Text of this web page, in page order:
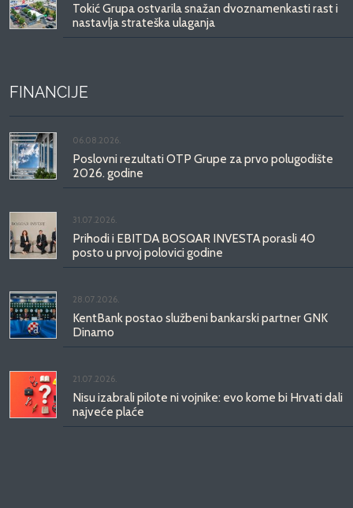
Tokić Grupa ostvarila snažan dvoznamenkasti rast i
nastavlja strateška ulaganja
FINANCIJE
06.08.2026.
Poslovni rezultati OTP Grupe za prvo polugodište
2026. godine
31.07.2026.
Prihodi i EBITDA BOSQAR INVESTA porasli 40
posto u prvoj polovici godine
28.07.2026.
KentBank postao službeni bankarski partner GNK
Dinamo
21.07.2026.
Nisu izabrali pilote ni vojnike: evo kome bi Hrvati dali
najveće plaće